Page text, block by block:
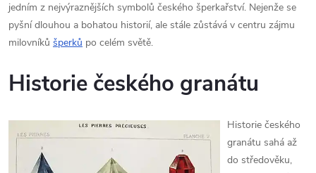
jedním z nejvýraznějších symbolů českého šperkařství. Nejenže se
pyšní dlouhou a bohatou historií, ale stále zůstává v centru zájmu
milovníků šperků po celém světě.
Historie českého granátu
Historie českého
granátu sahá až
do středověku,